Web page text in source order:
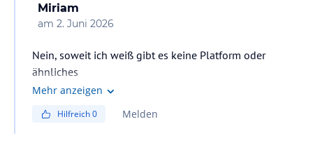
Miriam
am 2. Juni 2026
Nein, soweit ich weiß gibt es keine Platform oder
ähnliches
Mehr anzeigen
Hilfreich0 Melden